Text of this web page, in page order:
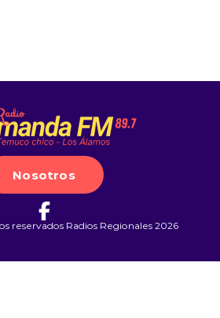
Nosotros
reservados Radios Regionales 2026